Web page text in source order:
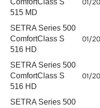
ComfortClass S
515 MD
01/
SETRA Series 500
ComfortClass S
516 HD
01/
SETRA Series 500
ComfortClass S
516 HD
01/
SETRA Series 500